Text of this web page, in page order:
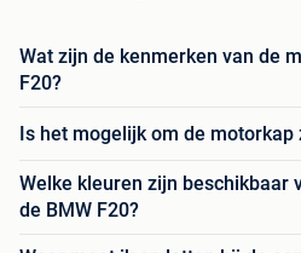
Wat zijn de kenmerken van de
F20?
Is het mogelijk om de
Welke kleuren zijn beschikbaar
de BMW F20?